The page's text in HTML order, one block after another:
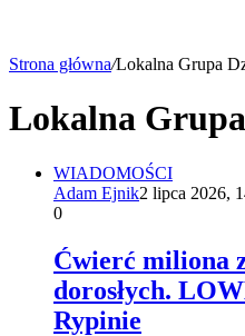
Strona główna/Lokalna Grupa
Lokalna
WIADOMOŚCI
Adam Ejnik2 lipca 2026,
0
Ćwierć miliona
dorosłych.
Rypinie